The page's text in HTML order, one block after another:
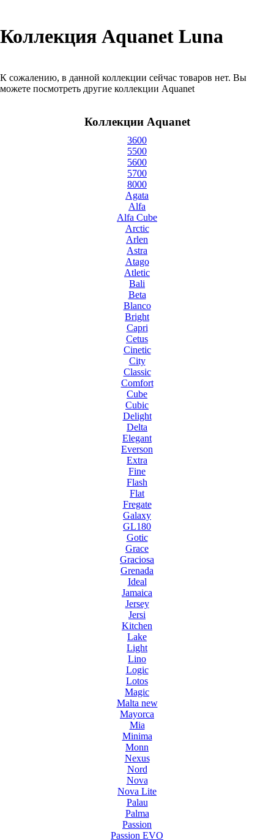
Коллекция Aquanet Luna
К сожалению, в данной коллекции сейчас товаров нет. Вы
можете посмотреть другие коллекции Aquanet
Коллекции Aquanet
3600
5500
5600
5700
8000
Agata
Alfa
Alfa Cube
Arctic
Arlen
Astra
Atago
Atletic
Bali
Beta
Blanco
Bright
Capri
Cetus
Cinetic
City
Classic
Comfort
Cube
Cubic
Delight
Delta
Elegant
Everson
Extra
Fine
Flash
Flat
Fregate
Galaxy
GL180
Gotic
Grace
Graciosa
Grenada
Ideal
Jamaica
Jersey
Jersi
Kitchen
Lake
Light
Lino
Logic
Lotos
Magic
Malta new
Mayorca
Mia
Minima
Monn
Nexus
Nord
Nova
Nova Lite
Palau
Palma
Passion
Passion EVO